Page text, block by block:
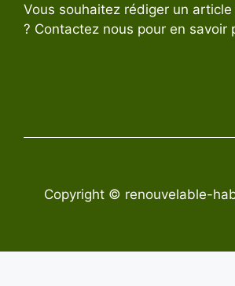
Vous souhaitez rédiger un
? Contactez nous pour en savoir
Copyright © renouvelable-